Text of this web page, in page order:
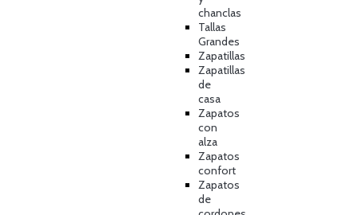
chanclas
Tallas
Grandes
Zapatillas
Zapatillas
de
casa
Zapatos
con
alza
Zapatos
confort
Zapatos
de